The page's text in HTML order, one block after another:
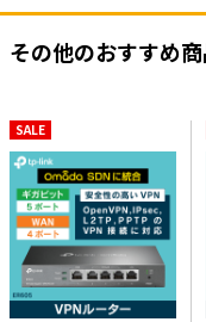
その他のおすすめ
SALE